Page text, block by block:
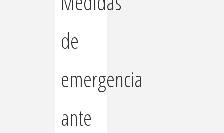
de
emergencia
ante